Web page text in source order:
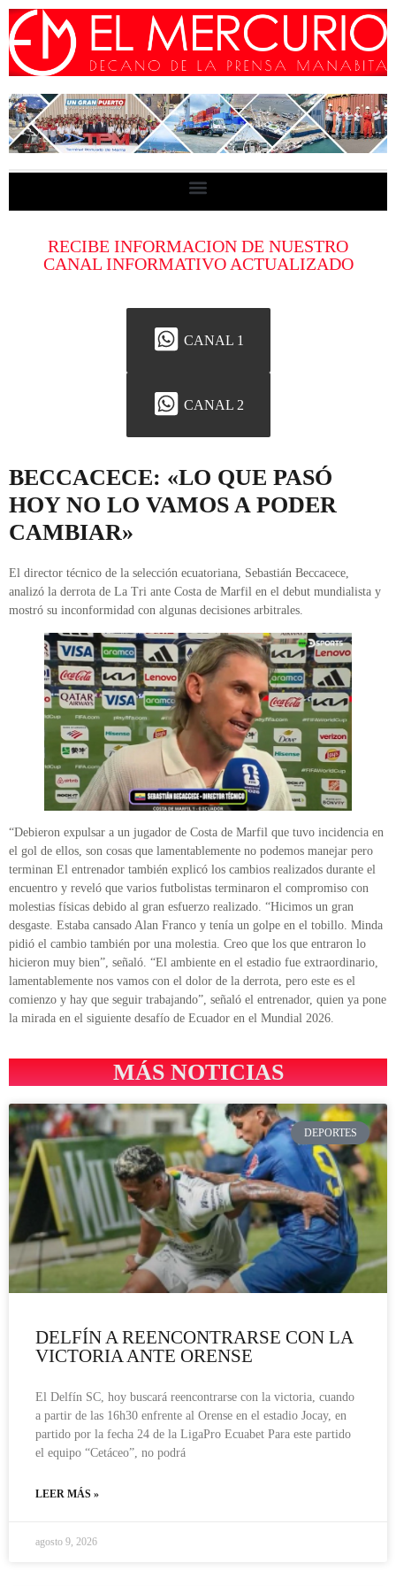
RECIBE INFORMACION DE NUESTRO
CANAL INFORMATIVO ACTUALIZADO
CANAL 1
CANAL 2
BECCACECE: «LO QUE PASÓ
HOY NO LO VAMOS A PODER
CAMBIAR»
El director técnico de la selección ecuatoriana, Sebastián Beccacece,
analizó la derrota de La Tri ante Costa de Marfil en el debut mundialista y
mostró su inconformidad con algunas decisiones arbitrales.
“Debieron expulsar a un jugador de Costa de Marfil que tuvo incidencia en
el gol de ellos, son cosas que lamentablemente no podemos manejar pero
terminan El entrenador también explicó los cambios realizados durante el
encuentro y reveló que varios futbolistas terminaron el compromiso con
molestias físicas debido al gran esfuerzo realizado. “Hicimos un gran
desgaste. Estaba cansado Alan Franco y tenía un golpe en el tobillo. Minda
pidió el cambio también por una molestia. Creo que los que entraron lo
hicieron muy bien”, señaló. “El ambiente en el estadio fue extraordinario,
lamentablemente nos vamos con el dolor de la derrota, pero este es el
comienzo y hay que seguir trabajando”, señaló el entrenador, quien ya pone
la mirada en el siguiente desafío de Ecuador en el Mundial 2026.
MÁS NOTICIAS
DEPORTES
DELFÍN A REENCONTRARSE CON LA
VICTORIA ANTE ORENSE
El Delfín SC, hoy buscará reencontrarse con la victoria, cuando
a partir de las 16h30 enfrente al Orense en el estadio Jocay, en
partido por la fecha 24 de la LigaPro Ecuabet Para este partido
el equipo “Cetáceo”, no podrá
LEER MÁS »
agosto 9, 2026